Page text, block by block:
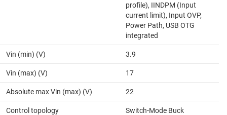
profile), IINDPM (Input
current limit), Input OVP,
Power Path, USB OTG
integrated
Vin (min) (V) 3.9
Vin (max) (V) 17
Absolute max Vin (max) (V) 22
Control topology Switch-Mode Buck